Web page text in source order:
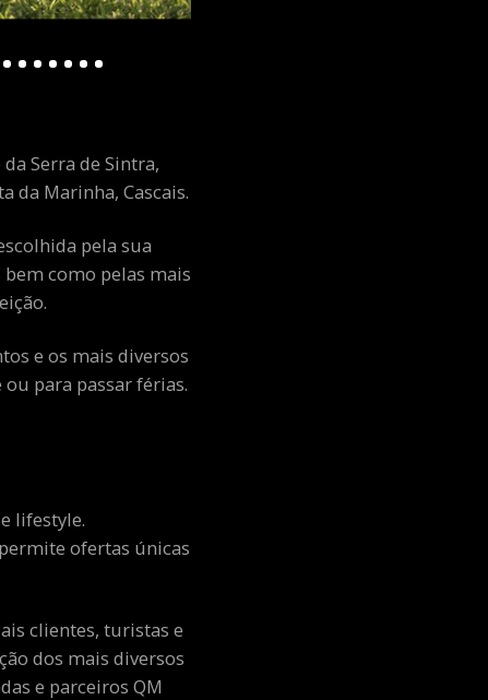
Serra de Sintra,
da Marinha, Cascais.
pela sua
como pelas mais
e os mais diversos
para passar férias.
lifestyle.
ofertas únicas
clientes, turistas e
dos mais diversos
e parceiros QM